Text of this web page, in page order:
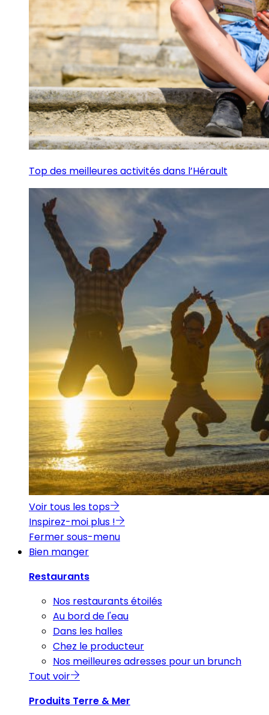
Top des meilleures activités dans l’Hérault
Voir tous les tops
Inspirez-moi plus !
Fermer sous-menu
Bien manger
Restaurants
Nos restaurants étoilés
Au bord de l'eau
Dans les halles
Chez le producteur
Nos meilleures adresses pour un brunch
Tout voir
Produits Terre & Mer